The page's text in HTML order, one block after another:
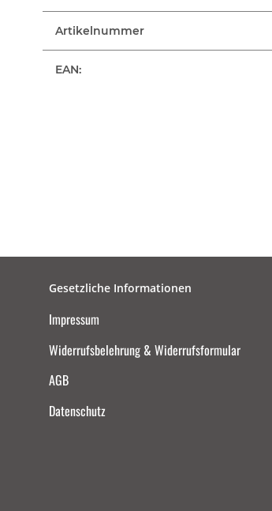
Artikelnummer
EAN:
Gesetzliche Informationen
Impressum
Widerrufsbelehrung & Widerrufsformular
AGB
Datenschutz